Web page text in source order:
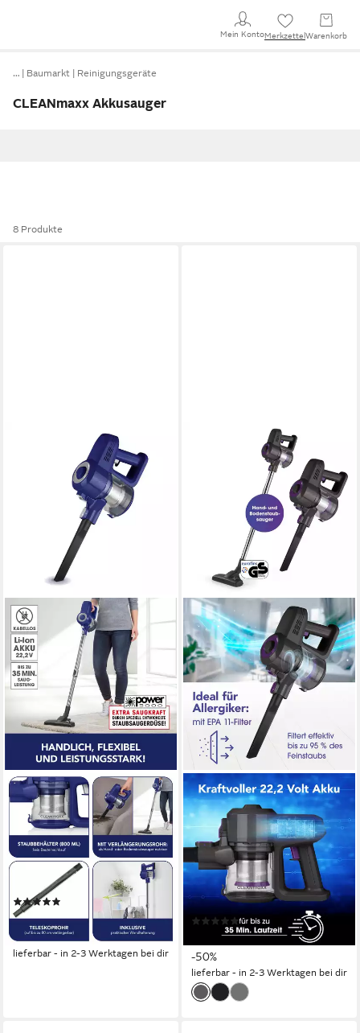
Mein KontoMerkzettel Warenkorb
… Baumarkt Reinigungsgeräte
CLEANmaxx Akkusauger
8 Produkte
CLEANMAXX
Akku-Hand-und
Stielstaubsauger Zyklon
Staubsauger blau / silber
Leistung
Gewicht
74,99 € UVP119,99 €
-38%
lieferbar - in 2-3 Werktagen bei dir
CLEANMAXX
Akku-Hand-und
Stielstaubsauger Akku-Hand-
und Stielstaubsauger
Staubsauger
120 W Leistung
1.4 kg Gewicht
(3)
74,99 € UVP149,99 €
-50%
lieferbar - in 2-3 Werktagen bei dir